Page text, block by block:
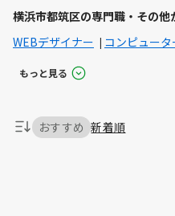
おすすめ 新着順
横浜市都筑区の専門職・その他
WEBデザイナー
コンピュー
もっと見る